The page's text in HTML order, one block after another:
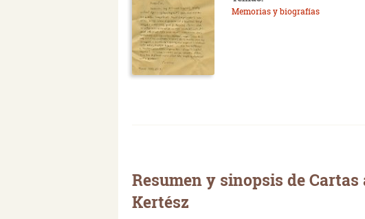
Memorias y biografías
Resumen y sinopsis de
Kertész